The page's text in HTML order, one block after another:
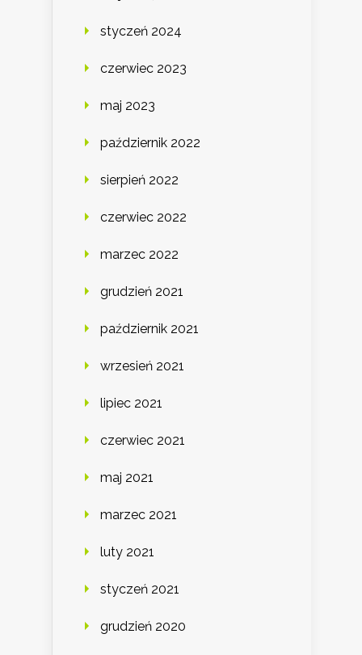
styczeń 2024
czerwiec 2023
maj 2023
październik 2022
sierpień 2022
czerwiec 2022
marzec 2022
grudzień 2021
październik 2021
wrzesień 2021
lipiec 2021
czerwiec 2021
maj 2021
marzec 2021
luty 2021
styczeń 2021
grudzień 2020